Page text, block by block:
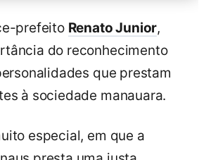
prefeito Renato Junior,
do reconhecimento
que prestam
à sociedade manauara.
especial, em que a